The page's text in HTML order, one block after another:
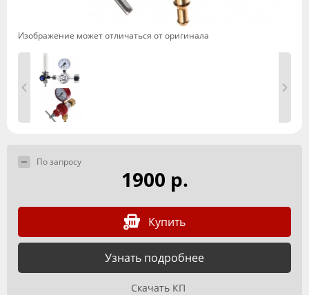
Изображение может отличаться от оригинала
По запросу
1900 р.
Купить
Узнать подробнее
Скачать КП